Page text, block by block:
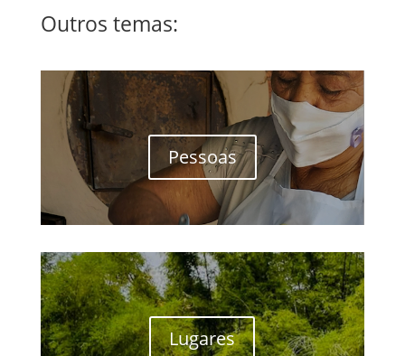
Outros temas:
Pessoas
Lugares